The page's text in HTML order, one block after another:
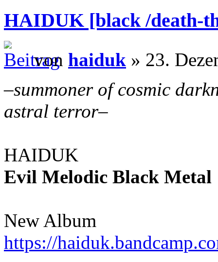
HAIDUK [black /death-
von haiduk » 23.
–summoner of cosmic
astral terror–
HAIDUK
Evil Melodic Black Metal
New Album
https://